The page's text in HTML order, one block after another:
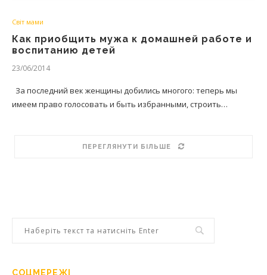
Світ мами
Как приобщить мужа к домашней работе и
воспитанию детей
23/06/2014
За последний век женщины добились многого: теперь мы
имеем право голосовать и быть избранными, строить…
ПЕРЕГЛЯНУТИ БІЛЬШЕ
СОЦМЕРЕЖІ